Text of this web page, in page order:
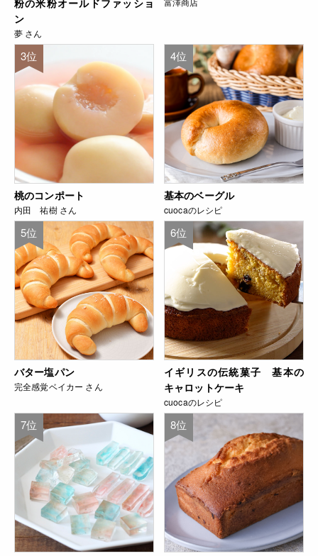
粉の米粉オールドファッショ
ン
夢 さん
3位
桃のコンポート
内田 祐樹 さん
4位
基本のベーグル
cuocaのレシピ
5位
バター塩パン
完全感覚ベイカー さん
6位
イギリスの伝統菓子 基本の
キャロットケーキ
cuocaのレシピ
7位 8位